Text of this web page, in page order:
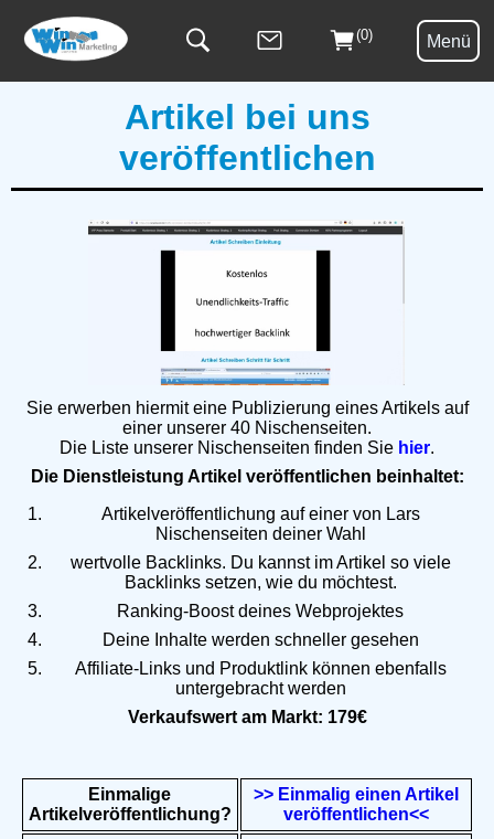
(0) Menü
Artikel bei uns
veröffentlichen
Sie erwerben hiermit eine Publizierung eines Artikels auf
einer unserer 40 Nischenseiten.
Die Liste unserer Nischenseiten finden Sie hier.
Die Dienstleistung Artikel veröffentlichen beinhaltet:
Artikelveröffentlichung auf einer von Lars
Nischenseiten deiner Wahl
wertvolle Backlinks. Du kannst im Artikel so viele
Backlinks setzen, wie du möchtest.
Ranking-Boost deines Webprojektes
Deine Inhalte werden schneller gesehen
Affiliate-Links und Produktlink können ebenfalls
untergebracht werden
Verkaufswert am Markt: 179€
Einmalige
Artikelveröffentlichung?
>> Einmalig einen Artikel
veröffentlichen<<